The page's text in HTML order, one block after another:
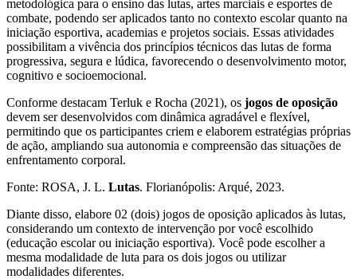
metodológica para o ensino das lutas, artes marciais e esportes de
combate, podendo ser aplicados tanto no contexto escolar quanto na
iniciação esportiva, academias e projetos sociais. Essas atividades
possibilitam a vivência dos princípios técnicos das lutas de forma
progressiva, segura e lúdica, favorecendo o desenvolvimento motor,
cognitivo e socioemocional.
Conforme destacam Terluk e Rocha (2021), os jogos de oposição
devem ser desenvolvidos com dinâmica agradável e flexível,
permitindo que os participantes criem e elaborem estratégias próprias
de ação, ampliando sua autonomia e compreensão das situações de
enfrentamento corporal.
​Fonte: ROSA, J. L. Lutas. Florianópolis: Arqué, 2023.
Diante disso, elabore 02 (dois) jogos de oposição aplicados às lutas,
considerando um contexto de intervenção por você escolhido
(educação escolar ou iniciação esportiva). Você pode escolher a
mesma modalidade de luta para os dois jogos ou utilizar
modalidades diferentes.